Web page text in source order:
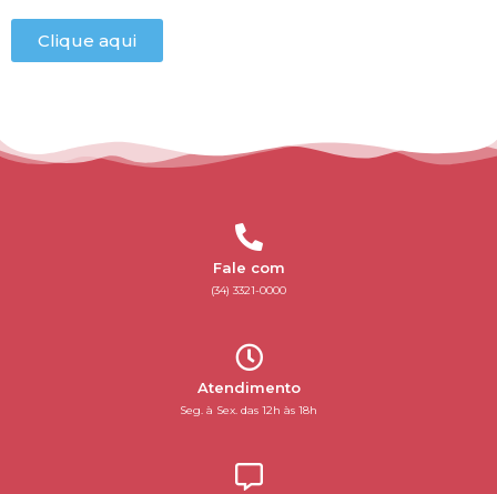
Clique aqui
Fale com
(34) 3321-0000
Atendimento
Seg. à Sex. das 12h às 18h